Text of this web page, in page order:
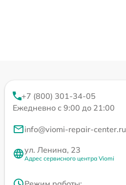
+7 (800) 301-34-05
Ежедневно с 9:00 до 21:00
info@viomi-repair-center.ru
ул. Ленина, 23
Адрес сервисного центра Viomi